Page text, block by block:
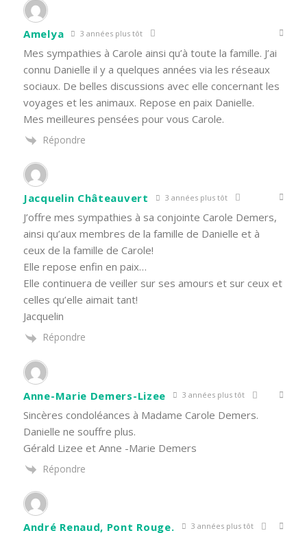
Amelya 3 années plus tôt
Mes sympathies à Carole ainsi qu’à toute la famille. J’ai
connu Danielle il y a quelques années via les réseaux
sociaux. De belles discussions avec elle concernant les
voyages et les animaux. Repose en paix Danielle.
Mes meilleures pensées pour vous Carole.
Répondre
Jacquelin Châteauvert 3 années plus tôt
J’offre mes sympathies à sa conjointe Carole Demers,
ainsi qu’aux membres de la famille de Danielle et à
ceux de la famille de Carole!
Elle repose enfin en paix…
Elle continuera de veiller sur ses amours et sur ceux et
celles qu’elle aimait tant!
Jacquelin
Répondre
Anne-Marie Demers-Lizee 3 années plus tôt
Sincères condoléances à Madame Carole Demers.
Danielle ne souffre plus.
Gérald Lizee et Anne -Marie Demers
Répondre
André Renaud, Pont Rouge. 3 années plus tôt